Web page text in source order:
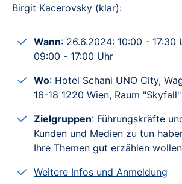
Birgit Kacerovsky (klar):
Wann: 26.6.2024: 10:00 - 17:30
09:00 - 17:00 Uhr
Wo: Hotel Schani UNO City,
16-18 1220 Wien, Raum
Zielgruppen: Führungskräfte
Kunden und Medien zu tun
Ihre Themen gut erzählen
Weitere Infos und Anmeldung